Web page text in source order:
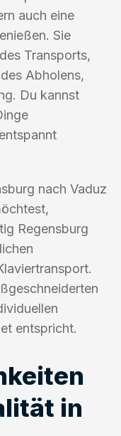
auch eine
Sie
Transports,
Abholens,
Du kannst
nach Vaduz
Regensburg
entspricht.
in